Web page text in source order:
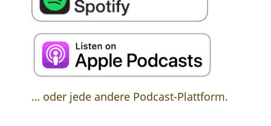
… oder jede andere Podcast-Plattform.